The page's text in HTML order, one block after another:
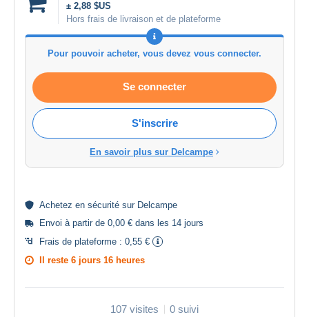
± 2,88 $US
Hors frais de livraison et de plateforme
Pour pouvoir acheter, vous devez vous connecter.
Se connecter
S'inscrire
En savoir plus sur Delcampe
Achetez en sécurité sur Delcampe
Envoi à partir de 0,00 € dans les 14 jours
Frais de plateforme : 0,55 €
Il reste 6 jours 16 heures
107 visites 0 suivi